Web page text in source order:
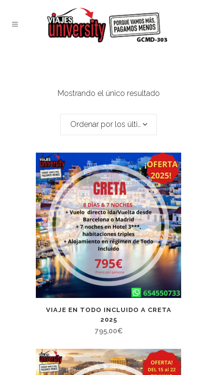
Mostrando el único resultado
Ordenar por los últimos
VIAJE EN TODO INCLUIDO A CRETA
2025
795,00€